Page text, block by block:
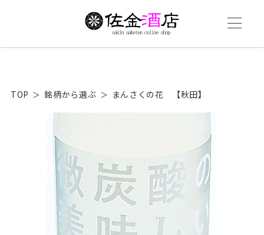
TOP 銘柄から選ぶ まんさくの花 【秋田】